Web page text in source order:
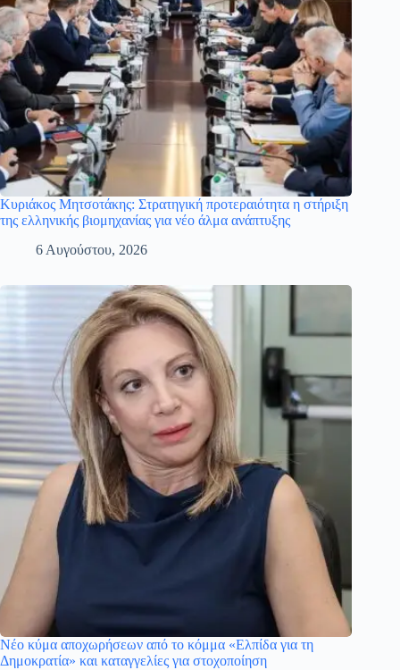
Κυριάκος Μητσοτάκης: Στρατηγική προτεραιότητα η στήριξη
της ελληνικής βιομηχανίας για νέο άλμα ανάπτυξης
6 Αυγούστου, 2026
Νέο κύμα αποχωρήσεων από το κόμμα «Ελπίδα για τη
Δημοκρατία» και καταγγελίες για στοχοποίηση